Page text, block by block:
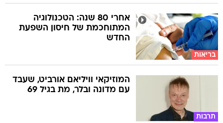
בריאות
אחרי 80 שנה: הטכנולוגיה
המתוחכמת של חיסון השפעת
החדש
תרבות
המוזיקאי וויליאם אורביט, שעבד
עם מדונה ובלר, מת בגיל 69